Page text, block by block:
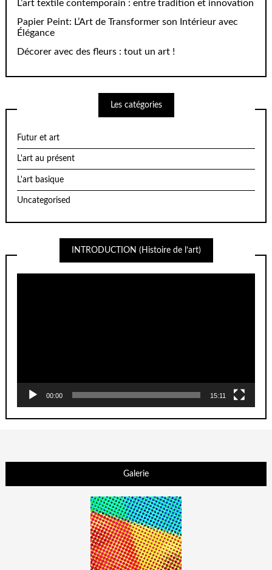
L’art textile contemporain : entre tradition et innovation
Papier Peint: L’Art de Transformer son Intérieur avec
Élégance
Décorer avec des fleurs : tout un art !
Les catégories
Futur et art
L'art au présent
L'art basique
Uncategorised
INTRODUCTION (Histoire de l’art)
00:00 15:11
Galerie